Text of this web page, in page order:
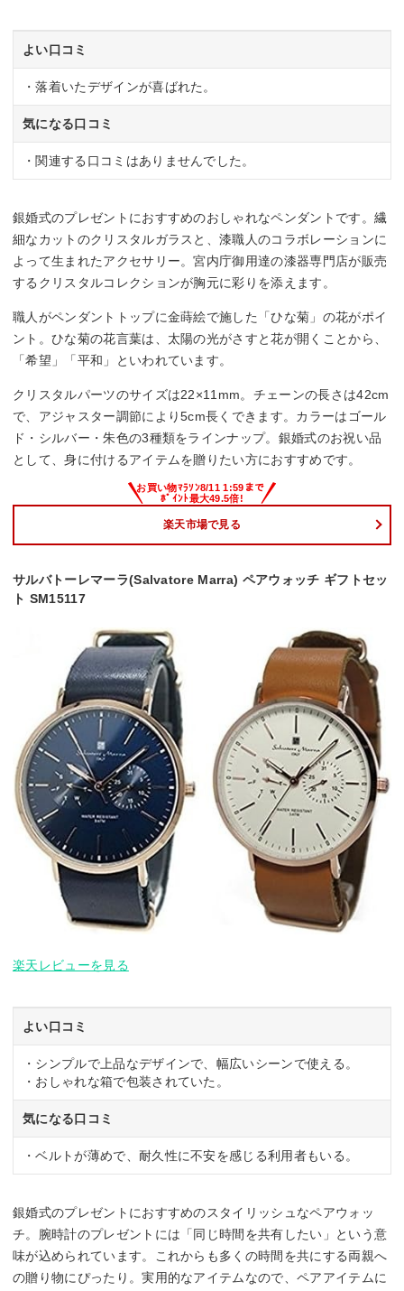
よい口コミ
・落着いたデザインが喜ばれた。
気になる口コミ
・関連する口コミはありませんでした。
銀婚式のプレゼントにおすすめのおしゃれなペンダントです。繊
細なカットのクリスタルガラスと、漆職人のコラボレーションに
よって生まれたアクセサリー。宮内庁御用達の漆器専門店が販売
するクリスタルコレクションが胸元に彩りを添えます。
職人がペンダントトップに金蒔絵で施した「ひな菊」の花がポイ
ント。ひな菊の花言葉は、太陽の光がさすと花が開くことから、
「希望」「平和」といわれています。
クリスタルパーツのサイズは22×11mm。チェーンの長さは42cm
で、アジャスター調節により5cm長くできます。カラーはゴール
ド・シルバー・朱色の3種類をラインナップ。銀婚式のお祝い品
として、身に付けるアイテムを贈りたい方におすすめです。
楽天市場で見る
サルバトーレマーラ(Salvatore Marra) ペアウォッチ ギフトセッ
ト SM15117
楽天レビューを見る
よい口コミ
・シンプルで上品なデザインで、幅広いシーンで使える。
・おしゃれな箱で包装されていた。
気になる口コミ
・ベルトが薄めで、耐久性に不安を感じる利用者もいる。
銀婚式のプレゼントにおすすめのスタイリッシュなペアウォッ
チ。腕時計のプレゼントには「同じ時間を共有したい」という意
味が込められています。これからも多くの時間を共にする両親へ
の贈り物にぴったり。実用的なアイテムなので、ペアアイテムに